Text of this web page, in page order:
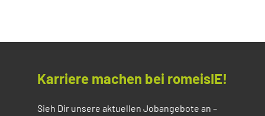
Karriere machen bei romeisIE!
Sieh Dir unsere aktuellen Jobangebote an –